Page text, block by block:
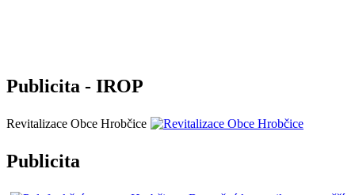
Publicita - IROP
Revitalizace Obce Hrobčice
Publicita